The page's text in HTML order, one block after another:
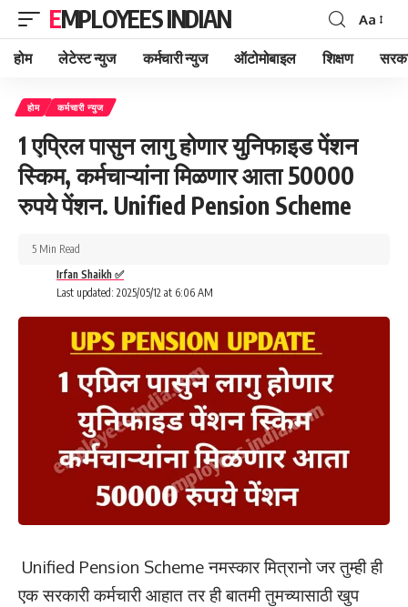
EMPLOYEES INDIAN
Font
Resizer
Aa
होम लेटेस्ट न्युज कर्मचारी न्युज ऑटोमोबाइल शिक्षण
होम कर्मचारी न्युज
1 एप्रिल पासुन लागु होणार युनिफाइड पेंशन
स्किम, कर्मचाऱ्यांना मिळणार आता 50000
रुपये पेंशन. Unified Pension Scheme
Last updated: 2025/05/12 at 6:06 AM
Irfan Shaikh ✅
5 Min Read
Unified Pension Scheme नमस्कार मित्रानो जर तुम्ही ही
एक सरकारी कर्मचारी आहात तर ही बातमी तुमच्यासाठी खुप